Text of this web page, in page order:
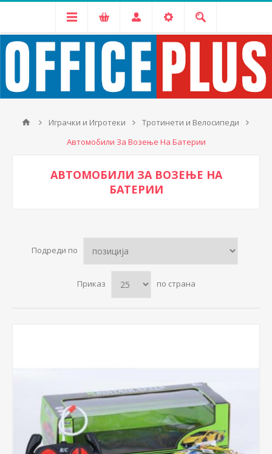
Играчки и Игротеки
Тротинети и Велосипеди
Автомобили За Возење На Батерии
АВТОМОБИЛИ ЗА ВОЗЕЊЕ НА
БАТЕРИИ
Подреди по
Приказ по страна